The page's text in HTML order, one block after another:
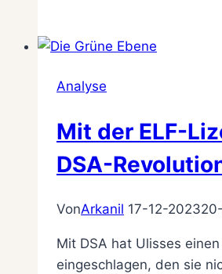
und
Analyse
Mit der ELF-
DSA-
VonArkanil 17-12-2023
Mit DSA hat Ulisses
eingeschlagen, den sie